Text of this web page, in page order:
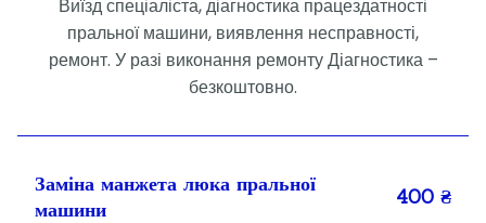
Виїзд спеціаліста, діагностика працездатності
пральної машини, виявлення несправності,
ремонт. У разі виконання ремонту Діагностика –
безкоштовно.
Заміна манжета люка пральної
машини
400 ₴